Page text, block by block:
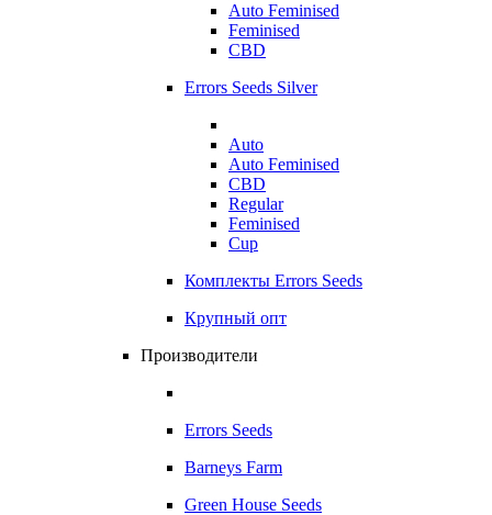
Auto Feminised
Feminised
CBD
Errors Seeds Silver
Auto
Auto Feminised
CBD
Regular
Feminised
Cup
Комплекты Errors Seeds
Крупный опт
Производители
Errors Seeds
Barneys Farm
Green House Seeds